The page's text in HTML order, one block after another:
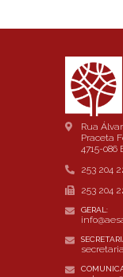
Rua
Praceta
4715-086
253 204
253 204
GERAL: